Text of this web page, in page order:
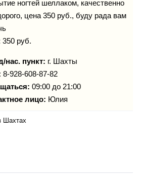
Карты
ногтей шеллаком, качественно
цена 350 руб., буду рада вам
350 руб.
нас. пункт: г. Шахты
8-928-608-87-82
09:00 до 21:00
лицо: Юлия
Шахтах